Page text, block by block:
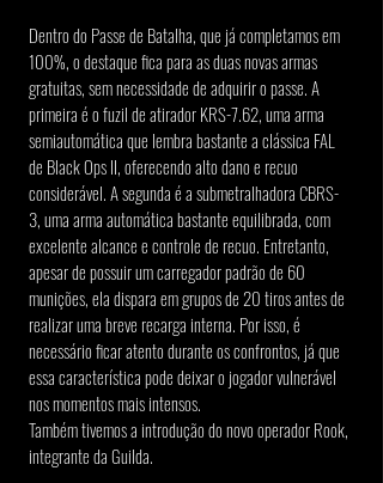
Dentro do Passe de Batalha, que já completamos em
100%, o destaque fica para as duas novas armas
gratuitas, sem necessidade de adquirir o passe. A
primeira é o fuzil de atirador KRS-7.62, uma arma
semiautomática que lembra bastante a clássica FAL
de Black Ops II, oferecendo alto dano e recuo
considerável. A segunda é a submetralhadora CBRS-
3, uma arma automática bastante equilibrada, com
excelente alcance e controle de recuo. Entretanto,
apesar de possuir um carregador padrão de 60
munições, ela dispara em grupos de 20 tiros antes de
realizar uma breve recarga interna. Por isso, é
necessário ficar atento durante os confrontos, já que
essa característica pode deixar o jogador vulnerável
nos momentos mais intensos.
Também tivemos a introdução do novo operador Rook,
integrante da Guilda.